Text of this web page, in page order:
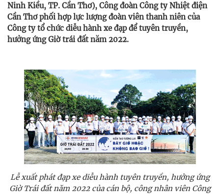
Ninh Kiều, TP. Cần Thơ), Công đoàn Công ty Nhiệt điện
Cần Thơ phối hợp lực lượng đoàn viên thanh niên của
Công ty tổ chức diễu hành xe đạp để tuyên truyền,
hưởng ứng Giờ trái đất năm 2022.
Lễ xuất phát đạp xe diễu hành tuyên truyền, hưởng ứng
Giờ Trái đất năm 2022 của cán bộ, công nhân viên Công